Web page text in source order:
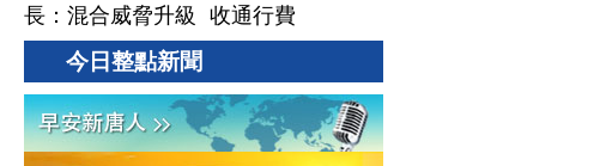
長：混合威脅升級
收通行費
今日整點新聞